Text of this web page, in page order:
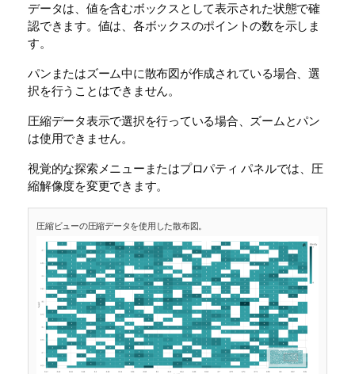
データは、値を含むボックスとして表示された状態で確
認できます。値は、各ボックスのポイントの数を示しま
す。
パンまたはズーム中に散布図が作成されている場合、選
択を行うことはできません。
圧縮データ表示で選択を行っている場合、ズームとパン
は使用できません。
視覚的な探索メニューまたはプロパティ パネルでは、圧
縮解像度を変更できます。
圧縮ビューの圧縮データを使用した散布図。